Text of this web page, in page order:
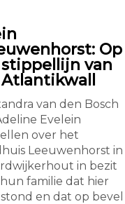
Op
van
van den Bosch
Evelein
over het
Leeuwenhorst in
in bezit
familie dat hier
en dat op bevel